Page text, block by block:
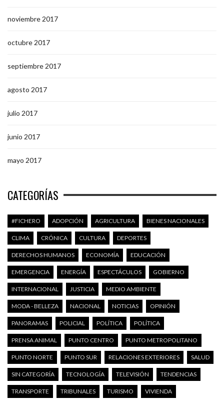
noviembre 2017
octubre 2017
septiembre 2017
agosto 2017
julio 2017
junio 2017
mayo 2017
CATEGORÍAS
#FICHERO ADOPCIÓN AGRICULTURA BIENES NACIONALES
CLIMA CRÓNICA CULTURA DEPORTES
DERECHOS HUMANOS ECONOMÍA EDUCACIÓN
EMERGENCIA ENERGÍA ESPECTÁCULOS GOBIERNO
INTERNACIONAL JUSTICIA MEDIO AMBIENTE
MODA - BELLEZA NACIONAL NOTICIAS OPINIÓN
PANORAMAS POLICIAL POLÍTICA POLÍTICA
PRENSA ANIMAL PUNTO CENTRO PUNTO METROPOLITANO
PUNTO NORTE PUNTO SUR RELACIONES EXTERIORES SALUD
SIN CATEGORÍA TECNOLOGÍA TELEVISIÓN TENDENCIAS
TRANSPORTE TRIBUNALES TURISMO VIVIENDA